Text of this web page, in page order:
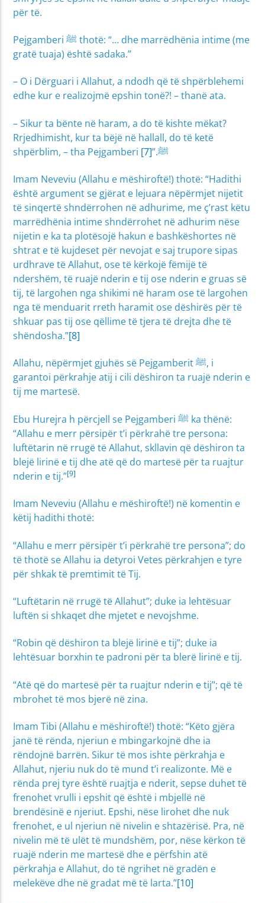
për të.
Pejgamberi ﷺ thotë: “… dhe marrëdhënia intime (me
gratë tuaja) është sadaka.”
– O i Dërguari i Allahut, a ndodh që të shpërblehemi
edhe kur e realizojmë epshin tonë?! – thanë ata.
– Sikur ta bënte në haram, a do të kishte mëkat?
Rrjedhimisht, kur ta bëjë në hallall, do të ketë
shpërblim, – tha Pejgamberi ﷺ.”[7]
Imam Neveviu (Allahu e mëshiroftë!) thotë: “Hadithi
është argument se gjërat e lejuara nëpërmjet nijetit
të sinqertë shndërrohen në adhurime, me ç’rast këtu
marrëdhënia intime shndërrohet në adhurim nëse
nijetin e ka ta plotësojë hakun e bashkëshortes në
shtrat e të kujdeset për nevojat e saj trupore sipas
urdhrave të Allahut, ose të kërkojë fëmijë të
ndershëm, të ruajë nderin e tij ose nderin e gruas së
tij, të largohen nga shikimi në haram ose të largohen
nga të menduarit rreth haramit ose dëshirës për të
shkuar pas tij ose qëllime të tjera të drejta dhe të
shëndosha.”[8]
Allahu, nëpërmjet gjuhës së Pejgamberit ﷺ, i
garantoi përkrahje atij i cili dëshiron ta ruajë nderin e
tij me martesë.
Ebu Hurejra h përcjell se Pejgamberi ﷺ ka thënë:
“Allahu e merr përsipër t’i përkrahë tre persona:
luftëtarin në rrugë të Allahut, skllavin që dëshiron ta
blejë lirinë e tij dhe atë që do martesë për ta ruajtur
nderin e tij.”[9]
Imam Neveviu (Allahu e mëshiroftë!) në komentin e
këtij hadithi thotë:
“Allahu e merr përsipër t’i përkrahë tre persona”; do
të thotë se Allahu ia detyroi Vetes përkrahjen e tyre
për shkak të premtimit të Tij.
“Luftëtarin në rrugë të Allahut”; duke ia lehtësuar
luftën si shkaqet dhe mjetet e nevojshme.
“Robin që dëshiron ta blejë lirinë e tij”; duke ia
lehtësuar borxhin te padroni për ta blerë lirinë e tij.
“Atë që do martesë për ta ruajtur nderin e tij”; që të
mbrohet të mos bjerë në zina.
Imam Tibi (Allahu e mëshiroftë!) thotë: “Këto gjëra
janë të rënda, njeriun e mbingarkojnë dhe ia
rëndojnë barrën. Sikur të mos ishte përkrahja e
Allahut, njeriu nuk do të mund t’i realizonte. Më e
rënda prej tyre është ruajtja e nderit, sepse duhet të
frenohet vrulli i epshit që është i mbjellë në
brendësinë e njeriut. Epshi, nëse lirohet dhe nuk
frenohet, e ul njeriun në nivelin e shtazërisë. Pra, në
nivelin më të ulët të mundshëm, por, nëse kërkon të
ruajë nderin me martesë dhe e përfshin atë
përkrahja e Allahut, do të ngrihet në gradën e
melekëve dhe në gradat më të larta.”[10]